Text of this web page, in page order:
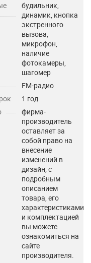
будильник,
динамик, кнопка
экстренного
вызова,
микрофон,
наличие
фотокамеры,
шагомер
FM-радио
1 год
фирма-
производитель
оставляет за
собой право на
внесение
изменений в
дизайн; с
подробным
описанием
товара, его
характеристиками
и комплектацией
вы можете
ознакомиться на
сайте
производителя.